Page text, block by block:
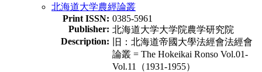
北海道大学農經論叢
Print ISSN: 0385-5961
Publisher: 北海道大学大学院農学研究院
Description:
旧：北海道帝國大學法經會法經會
論叢 = The Hokeikai Ronso Vol.01-
Vol.11（1931-1955）